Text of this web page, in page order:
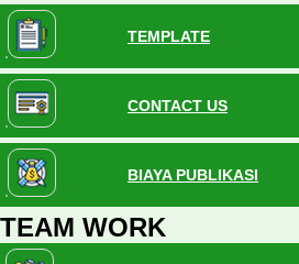
TEMPLATE
CONTACT US
BIAYA PUBLIKASI
TEAM WORK